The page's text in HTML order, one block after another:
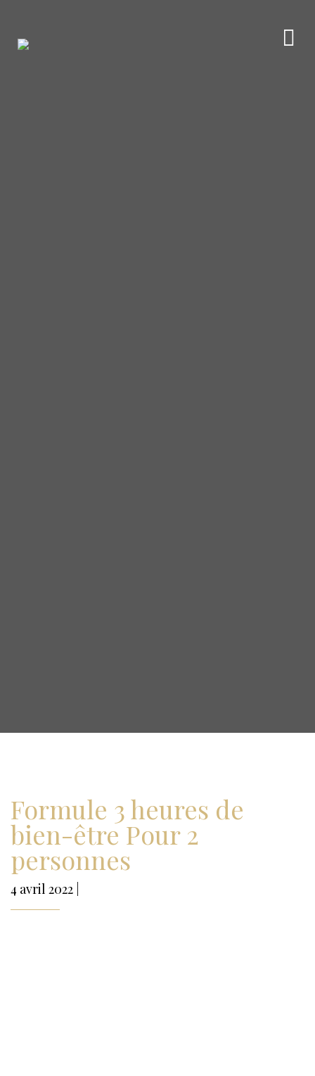
Formule 3 heures de
bien-être Pour 2
personnes
4 avril 2022 |